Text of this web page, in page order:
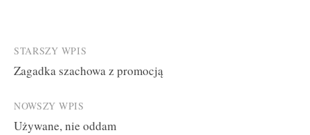
Post
navigation
STARSZY WPIS
Zagadka szachowa z promocją
NOWSZY WPIS
Używane, nie oddam